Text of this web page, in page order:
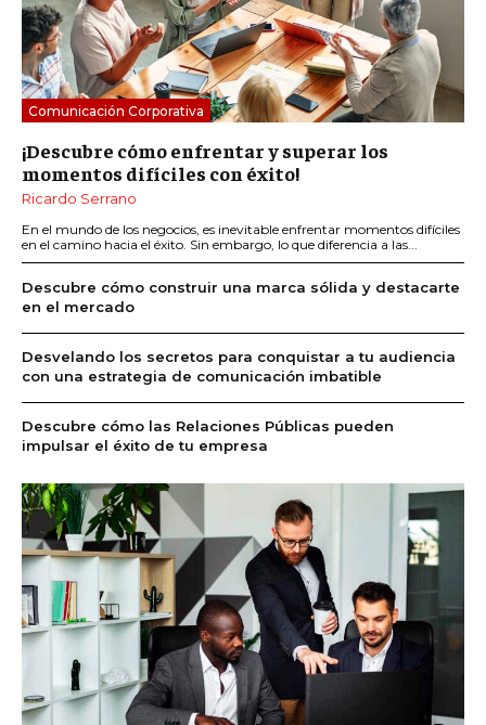
Comunicación Corporativa
¡Descubre cómo enfrentar y superar los
momentos difíciles con éxito!
Ricardo Serrano
En el mundo de los negocios, es inevitable enfrentar momentos difíciles
en el camino hacia el éxito. Sin embargo, lo que diferencia a las...
Descubre cómo construir una marca sólida y destacarte
en el mercado
Desvelando los secretos para conquistar a tu audiencia
con una estrategia de comunicación imbatible
Descubre cómo las Relaciones Públicas pueden
impulsar el éxito de tu empresa